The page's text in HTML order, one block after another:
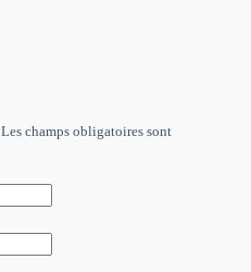
Les champs obligatoires sont